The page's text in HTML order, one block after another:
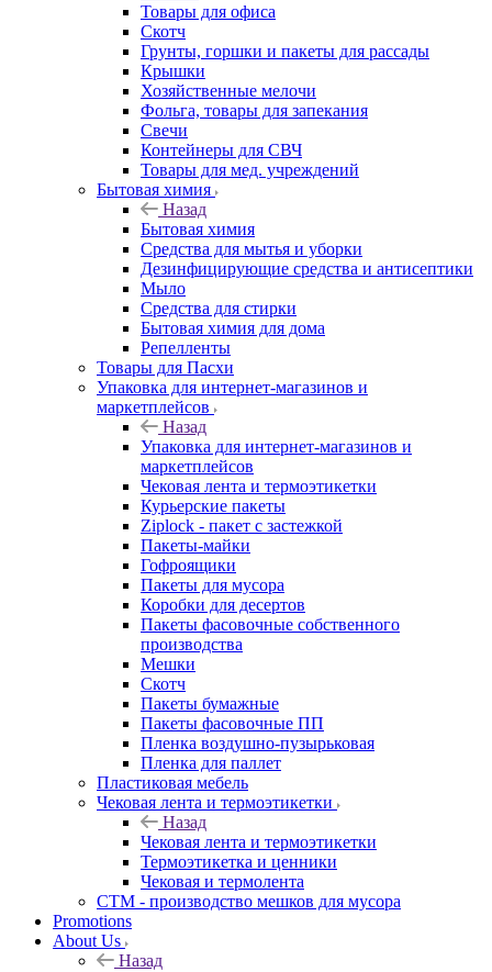
Товары для офиса
Скотч
Грунты, горшки и пакеты для рассады
Крышки
Хозяйственные мелочи
Фольга, товары для запекания
Свечи
Контейнеры для СВЧ
Товары для мед. учреждений
Бытовая химия
Назад
Бытовая химия
Средства для мытья и уборки
Дезинфицирующие средства и антисептики
Мыло
Средства для стирки
Бытовая химия для дома
Репелленты
Товары для Пасхи
Упаковка для интернет-магазинов и
маркетплейсов
Назад
Упаковка для интернет-магазинов и
маркетплейсов
Чековая лента и термоэтикетки
Курьерские пакеты
Ziplock - пакет с застежкой
Пакеты-майки
Гофроящики
Пакеты для мусора
Коробки для десертов
Пакеты фасовочные собственного
производства
Мешки
Скотч
Пакеты бумажные
Пакеты фасовочные ПП
Пленка воздушно-пузырьковая
Пленка для паллет
Пластиковая мебель
Чековая лента и термоэтикетки
Назад
Чековая лента и термоэтикетки
Термоэтикетка и ценники
Чековая и термолента
СТМ - производство мешков для мусора
Promotions
About Us
Назад